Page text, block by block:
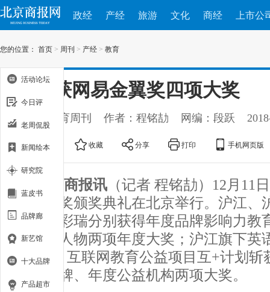
政经 产经 旅游 文化 商经 上市公
您的位置： 首页 > 周刊 > 产经 > 教育
沪江获网易金翼奖四项大奖
出处：教育周刊 作者：程铭劼 网编：段跃
大 中 收藏 分享 打印 手机网页版
北京商报讯 （记者 程铭劼）12月11
育金翼奖颁奖典礼在北京举行。沪江、
CEO伏彩瑞分别获得年度品牌影响力教
业风云人物两项年度大奖；沪江旗下英
Hitalk、互联网教育公益项目互+计划斩
外语品牌、年度公益机构两项大奖。
活动论坛
今日评
老周侃股
新闻绘本
研究院
蓝皮书
品牌廊
新艺馆
十大品牌
产品超市